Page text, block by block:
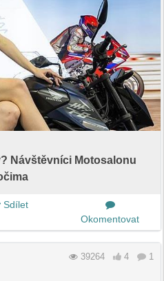
Návštěvníci Motosalonu
Sdílet
Okomentovat
39264 4 1